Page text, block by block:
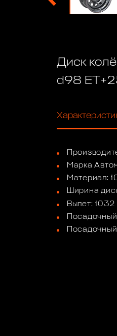
Диск
d98
Марка
Материал:
Ширина
Вылет: 1032